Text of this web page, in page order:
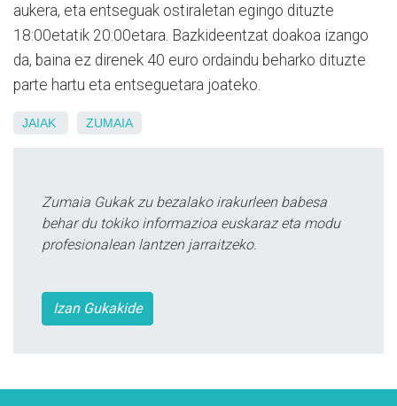
aukera, eta entseguak ostiraletan egingo dituzte
18:00etatik 20:00etara. Bazkideentzat doakoa izango
da, baina ez direnek 40 euro ordaindu beharko dituzte
parte hartu eta entseguetara joateko.
JAIAK ZUMAIA
Zumaia Gukak zu bezalako irakurleen babesa
behar du tokiko informazioa euskaraz eta modu
profesionalean lantzen jarraitzeko.
Izan Gukakide